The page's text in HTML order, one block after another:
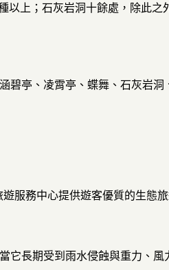
以上；石灰岩洞十餘處，除此
碧亭、凌霄亭、蝶舞、石灰岩洞
服務中心提供遊客優質的生態
它長期受到雨水侵蝕與重力、